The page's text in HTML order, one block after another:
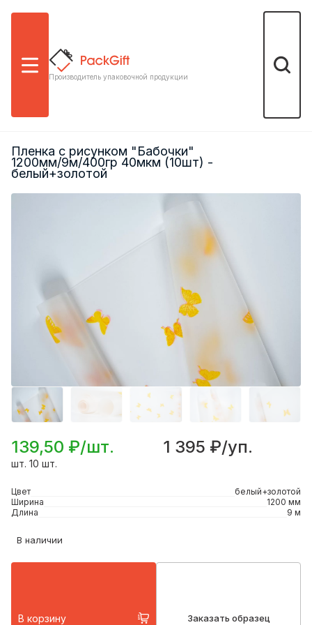
Меню
Производитель упаковочной продукции
Поиск
Пленка с рисунком "Бабочки"
1200мм/9м/400гр 40мкм (10шт) -
белый+золотой
139,50 ₽/шт. 1 395 ₽/уп.
шт. 10 шт.
Цвет
белый+золотой
Ширина
1200 мм
Длина
9 м
В наличии
В корзину Заказать образец